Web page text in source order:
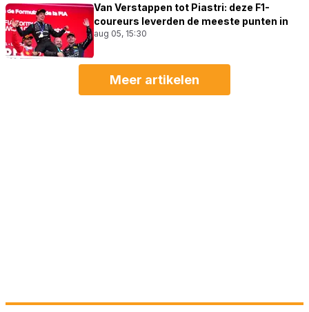
Van Verstappen tot Piastri: deze F1-
coureurs leverden de meeste punten in
aug 05, 15:30
Meer artikelen